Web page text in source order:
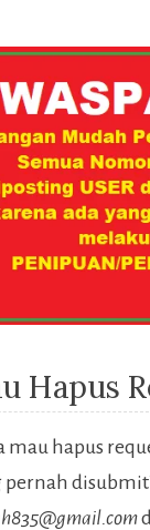
Hapus
mau hapus
pernah